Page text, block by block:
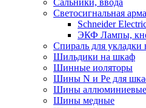
Сальники, ввода
Светосигнальная
Schneider
ЭКФ Лампы,
Спираль для укладки
Шильдики на шкаф
Шинные иоляторы
Шины N и Pe для
Шины аллюминиевые
Шины медные